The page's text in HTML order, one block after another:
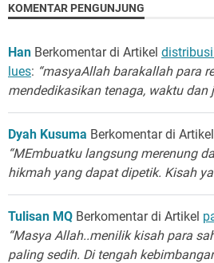
KOMENTAR PENGUNJUNG
Han Berkomentar di Artikel
lues: “masyaAllah barakallah para
mendedikasikan tenaga, waktu dan
Dyah Kusuma Berkomentar di Artikel
“MEmbuatku langsung merenung
hikmah yang dapat dipetik. Kisah
Tulisan MQ Berkomentar di Artikel
“Masya Allah..menilik kisah para
paling sedih. Di tengah